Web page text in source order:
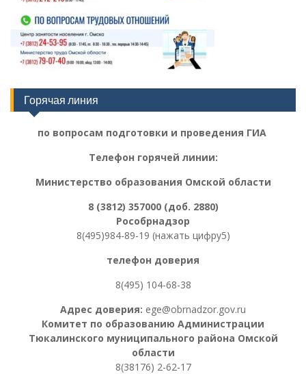
Горячая линия
по вопросам подготовки и проведения ГИА
Телефон горячей линии:
Министерство образования Омской области
8 (3812) 357000 (доб. 2880)
Рособрнадзор
8(495)984-89-19 (нажать цифру5)
телефон доверия
8(495) 104-68-38
Адрес доверия: ege@obrnadzor.gov.ru
Комитет по образованию Администрации
Тюкалинского муниципального района Омской
области
8(38176) 2-62-17